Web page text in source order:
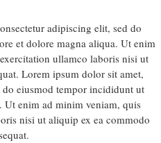
adipiscing elit, sed do
et dolore magna aliqua. Ut enim
ullamco laboris nisi ut
Lorem ipsum dolor sit amet,
eiusmod tempor incididunt ut
Ut enim ad minim veniam, quis
nisi ut aliquip ex ea commodo